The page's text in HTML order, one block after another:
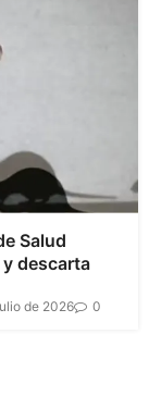
Salud
descarta
de 2026 0